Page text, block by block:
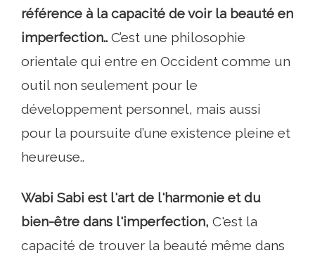
référence à la capacité de voir la beauté en
imperfection.. C’est une philosophie
orientale qui entre en Occident comme un
outil non seulement pour le
développement personnel, mais aussi
pour la poursuite d’une existence pleine et
heureuse..
Wabi Sabi est l'art de l'harmonie et du
bien-être dans l'imperfection, C'est la
capacité de trouver la beauté même dans